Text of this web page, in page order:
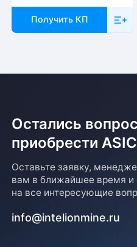
Отправка товара
по пятницу с 10-00 до 19-
Для того, чтобы оформить
необходимо связаться с
в соответствии с
Получить КП
Остались
приобрести
Оставьте заявку,
вам в ближайшее время и
на все интересующие
info@intelionmine.ru